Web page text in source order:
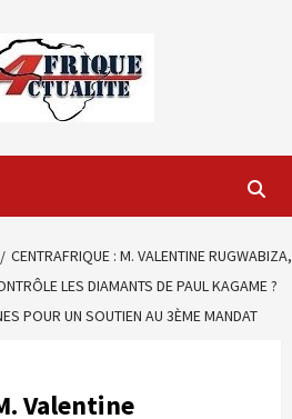
CENTRAFRIQUE : M. VALENTINE RUGWABIZA,
LES DIAMANTS DE PAUL KAGAME ?
POUR UN SOUTIEN AU 3ÈME MANDAT
Valentine